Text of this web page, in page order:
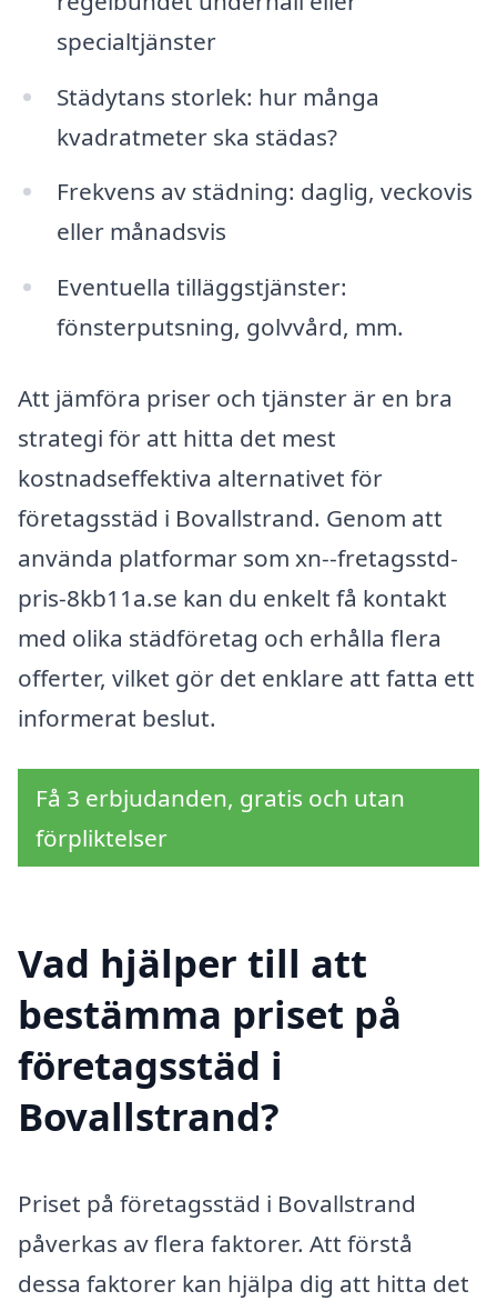
specialtjänster
Städytans storlek: hur många
kvadratmeter ska städas?
Frekvens av städning: daglig, veckovis
eller månadsvis
Eventuella tilläggstjänster:
fönsterputsning, golvvård, mm.
Att jämföra priser och tjänster är en bra
strategi för att hitta det mest
kostnadseffektiva alternativet för
företagsstäd i Bovallstrand. Genom att
använda platformar som xn--fretagsstd-
pris-8kb11a.se kan du enkelt få kontakt
med olika städföretag och erhålla flera
offerter, vilket gör det enklare att fatta ett
informerat beslut.
Få 3 erbjudanden, gratis och utan
förpliktelser
Vad hjälper till att
bestämma priset på
företagsstäd i
Bovallstrand?
Priset på företagsstäd i Bovallstrand
påverkas av flera faktorer. Att förstå
dessa faktorer kan hjälpa dig att hitta det